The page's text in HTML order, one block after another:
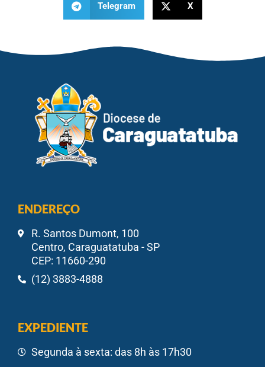
Telegram X
ENDEREÇO
R. Santos Dumont, 100
Centro, Caraguatatuba - SP
CEP: 11660-290
(12) 3883-4888
EXPEDIENTE
Segunda à sexta: das 8h às 17h30